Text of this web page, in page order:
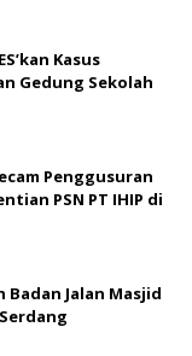
Kasus
Gedung Sekolah
Penggusuran
PSN PT IHIP di
Jalan Masjid